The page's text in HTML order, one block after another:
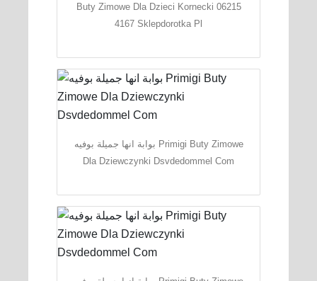
Buty Zimowe Dla Dzieci Kornecki 06215
4167 Sklepdorotka Pl
بوابة انها جميلة بوفيه Primigi Buty Zimowe
Dla Dziewczynki Dsvdedommel Com